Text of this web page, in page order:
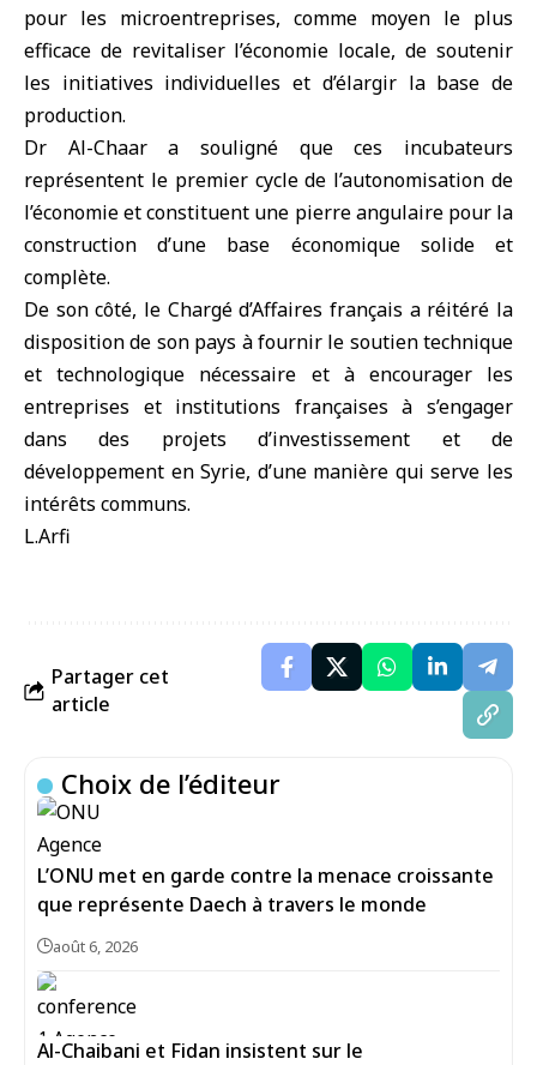
pour les microentreprises, comme moyen le plus
efficace de revitaliser l’économie locale, de soutenir
les initiatives individuelles et d’élargir la base de
production.
Dr Al-Chaar a souligné que ces incubateurs
représentent le premier cycle de l’autonomisation de
l’économie et constituent une pierre angulaire pour la
construction d’une base économique solide et
complète.
De son côté, le Chargé d’Affaires français a réitéré la
disposition de son pays à fournir le soutien technique
et technologique nécessaire et à encourager les
entreprises et institutions françaises à s’engager
dans des projets d’investissement et de
développement en Syrie, d’une manière qui serve les
intérêts communs.
L.Arfi
Partager cet
article
Choix de l’éditeur
L’ONU met en garde contre la menace croissante
que représente Daech à travers le monde
août 6, 2026
Al-Chaibani et Fidan insistent sur le